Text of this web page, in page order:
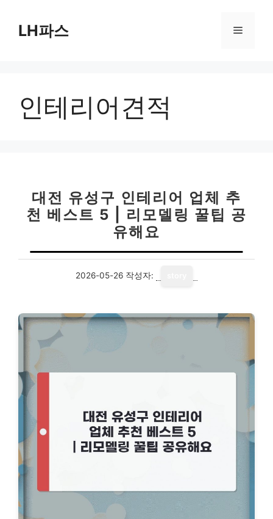
LH파스 메
인테리어견적
대전 유성구 인테리어 업체 추
천 베스트 5 | 리모델링 꿀팁 공
유해요
2026-05-26 작성자: